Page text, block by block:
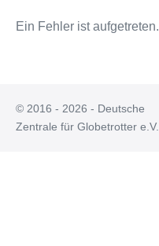
Ein Fehler ist aufgetreten.
© 2016 - 2026 - Deutsche
Zentrale für Globetrotter e.V.